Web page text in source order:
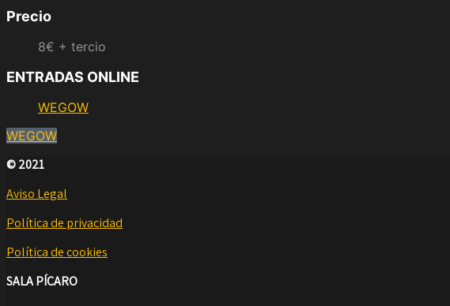
Precio
8€ + tercio
ENTRADAS ONLINE
WEGOW
WEGOW
© 2021
Aviso Legal
Política de privacidad
Política de cookies
SALA PÍCARO